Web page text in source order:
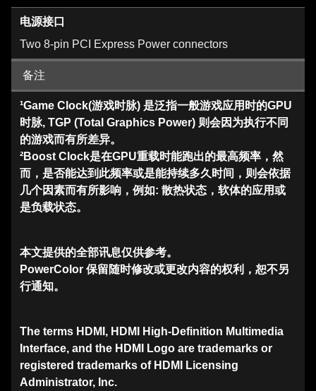
电源接口
Two 8-pin PCI Express Power connectors
备注
¹Game Clock(游戏时脉) 是泛指一般游戏应用时的GPU
时脉, TGP (Total Graphics Power) 则会因为执行不同
的游戏而有所差异。
²Boost Clock是在GPU重载时能跑出的最高频率，然
而，是否能达到此频率或是能持续多久时间，则会依据
几个因素而有所影响，例如: 散热状态，软体的应用或
是负载状态。
本文提供的全部讯息仅供参考。
PowerColor 保留随时修改或更改内容的权利，恕不另
行通知。
The terms HDMI, HDMI High-Definition Multimedia
Interface, and the HDMI Logo are trademarks or
registered trademarks of HDMI Licensing
Administrator, Inc.